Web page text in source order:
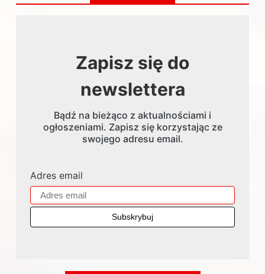
Zapisz się do
newslettera
Bądź na bieżąco z aktualnościami i
ogłoszeniami. Zapisz się korzystając ze
swojego adresu email.
Adres email